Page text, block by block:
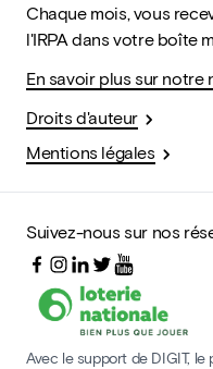
Chaque mois, vous
l'IRPA dans votre boîte
En savoir plus sur notre
Droits d'auteur
Mentions légales
Suivez-nous sur nos
Avec le support de DIGIT,